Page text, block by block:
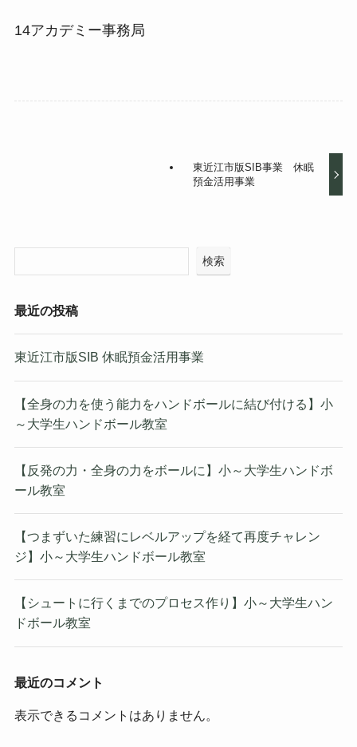
14アカデミー事務局
東近江市版SIB事業 休眠
預金活用事業
検索
最近の投稿
東近江市版SIB 休眠預金活用事業
【全身の力を使う能力をハンドボールに結び付ける】小
～大学生ハンドボール教室
【反発の力・全身の力をボールに】小～大学生ハンドボ
ール教室
【つまずいた練習にレベルアップを経て再度チャレン
ジ】小～大学生ハンドボール教室
【シュートに行くまでのプロセス作り】小～大学生ハン
ドボール教室
最近のコメント
表示できるコメントはありません。